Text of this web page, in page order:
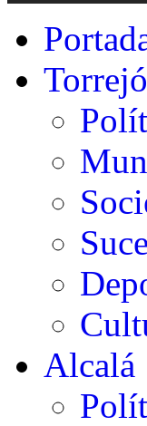
Alcalá